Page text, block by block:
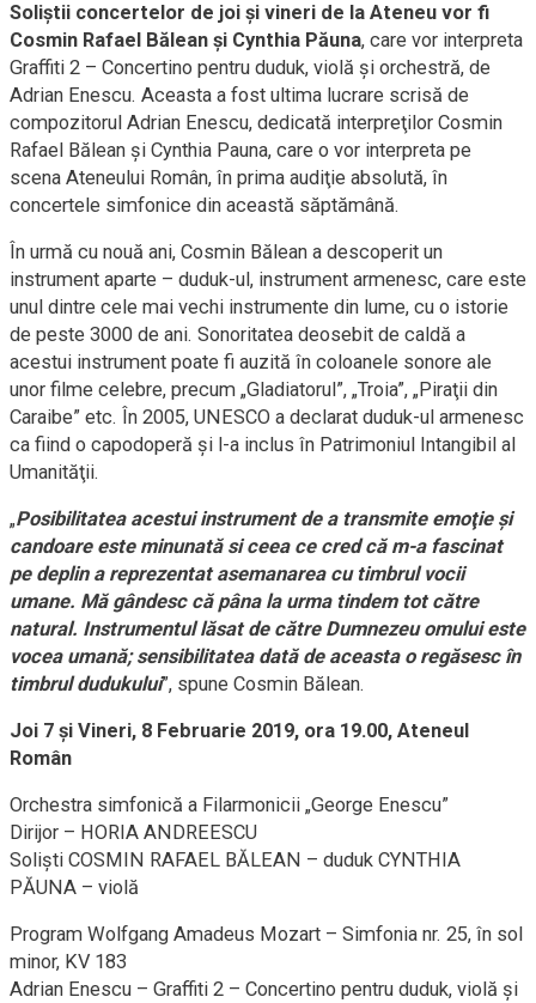
Soliştii concertelor de joi şi vineri de la Ateneu vor fi
Cosmin Rafael Bălean şi Cynthia Păuna, care vor interpreta
Graffiti 2 – Concertino pentru duduk, violă şi orchestră, de
Adrian Enescu. Aceasta a fost ultima lucrare scrisă de
compozitorul Adrian Enescu, dedicată interpreţilor Cosmin
Rafael Bălean şi Cynthia Pauna, care o vor interpreta pe
scena Ateneului Român, în prima audiţie absolută, în
concertele simfonice din această săptămână.
În urmă cu nouă ani, Cosmin Bălean a descoperit un
instrument aparte – duduk-ul, instrument armenesc, care este
unul dintre cele mai vechi instrumente din lume, cu o istorie
de peste 3000 de ani. Sonoritatea deosebit de caldă a
acestui instrument poate fi auzită în coloanele sonore ale
unor filme celebre, precum „Gladiatorul”, „Troia”, „Piraţii din
Caraibe” etc. În 2005, UNESCO a declarat duduk-ul armenesc
ca fiind o capodoperă şi l-a inclus în Patrimoniul Intangibil al
Umanităţii.
„Posibilitatea acestui instrument de a transmite emoţie şi
candoare este minunată si ceea ce cred că m-a fascinat
pe deplin a reprezentat asemanarea cu timbrul vocii
umane. Mă gândesc că pâna la urma tindem tot către
natural. Instrumentul lăsat de către Dumnezeu omului este
vocea umană; sensibilitatea dată de aceasta o regăsesc în
timbrul dudukului”, spune Cosmin Bălean.
Joi 7 şi Vineri, 8 Februarie 2019, ora 19.00, Ateneul
Român
Orchestra simfonică a Filarmonicii „George Enescu”
Dirijor – HORIA ANDREESCU
Solişti COSMIN RAFAEL BĂLEAN – duduk CYNTHIA
PĂUNA – violă
Program Wolfgang Amadeus Mozart – Simfonia nr. 25, în sol
minor, KV 183
Adrian Enescu – Graffiti 2 – Concertino pentru duduk, violă şi